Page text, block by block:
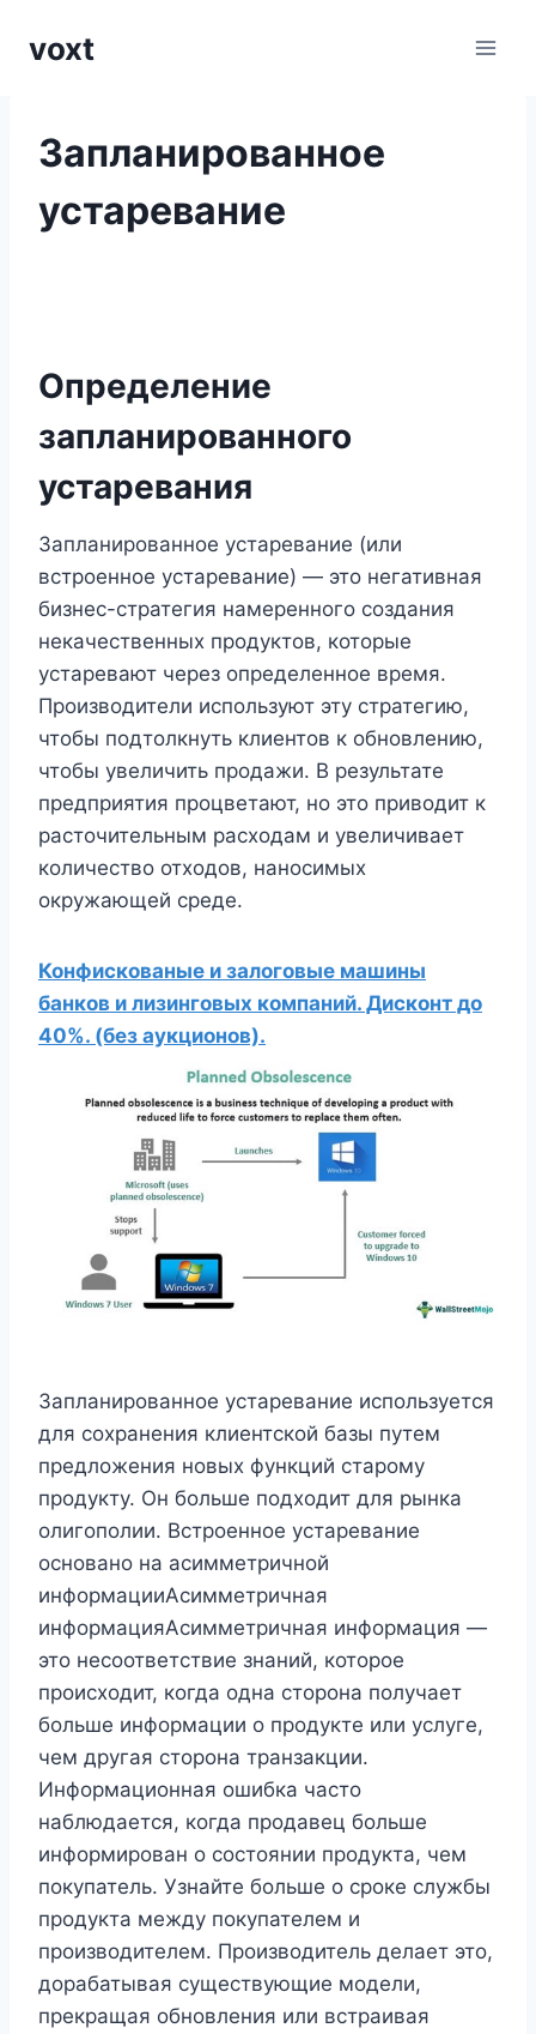
voxt
Запланированное
устаревание
Определение
запланированного
устаревания
Запланированное устаревание (или
встроенное устаревание) — это негативная
бизнес-стратегия намеренного создания
некачественных продуктов, которые
устаревают через определенное время.
Производители используют эту стратегию,
чтобы подтолкнуть клиентов к обновлению,
чтобы увеличить продажи. В результате
предприятия процветают, но это приводит к
расточительным расходам и увеличивает
количество отходов, наносимых
окружающей среде.
Конфискованые и залоговые машины
банков и лизинговых компаний. Дисконт до
40%. (без аукционов).
Запланированное устаревание используется
для сохранения клиентской базы путем
предложения новых функций старому
продукту. Он больше подходит для рынка
олигополии. Встроенное устаревание
основано на асимметричной
информацииАсимметричная
информацияАсимметричная информация —
это несоответствие знаний, которое
происходит, когда одна сторона получает
больше информации о продукте или услуге,
чем другая сторона транзакции.
Информационная ошибка часто
наблюдается, когда продавец больше
информирован о состоянии продукта, чем
покупатель. Узнайте больше о сроке службы
продукта между покупателем и
производителем. Производитель делает это,
дорабатывая существующие модели,
прекращая обновления или встраивая